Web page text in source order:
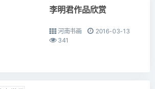
李明君作品欣赏
河南书画
2016-03-13
341